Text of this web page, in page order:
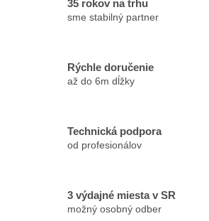
35 rokov na trhu
sme stabilný partner
Rýchle doručenie
až do 6m dĺžky
Technická podpora
od profesionálov
3 výdajné miesta v SR
možný osobný odber